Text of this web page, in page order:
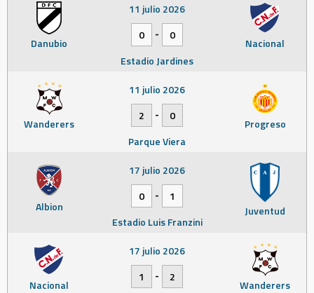
Danubio Nacional
11 julio 2026
0
-
0
Estadio Jardines
Wanderers Progreso
11 julio 2026
2
-
0
Parque Viera
Albion Juventud
17 julio 2026
0
-
1
Estadio Luis Franzini
Nacional Wanderers
17 julio 2026
1
-
2